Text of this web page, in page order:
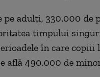
pe adulţi, 330.000
timpului
în care
află 490.000 de